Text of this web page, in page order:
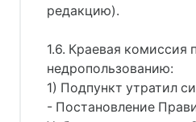
редакцию).
1.6. Краевая комиссия
недропользованию:
1) Подпункт утратил
- Постановление